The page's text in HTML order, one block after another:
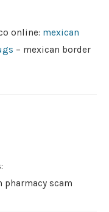
online: mexican
– mexican border
pharmacy scam